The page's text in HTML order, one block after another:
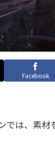
Facebook
では、素